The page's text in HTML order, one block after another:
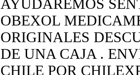
AYUDAREMOS
OBEXOL
ORIGINALES
DE UNA CAJA .
CHILE POR